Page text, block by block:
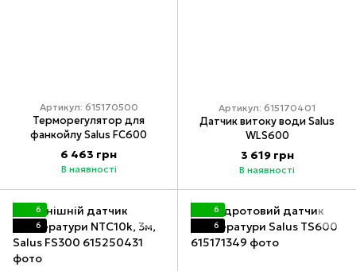
Артикул: 615170500
Терморегулятор для
фанкойлу Salus FC600
6 463 грн
В наявності
Артикул: 615170401
Датчик витоку води Salus
WLS600
3 619 грн
В наявності
6
6
6
6